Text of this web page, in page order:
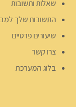
שאלות ותשובות
התשובות שלך
שיעורים פרטיים
צרו קשר
בלוג המערכת